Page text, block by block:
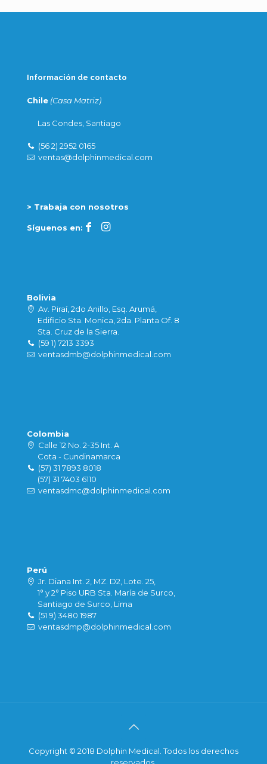
Información de contacto
Chile (Casa Matriz)
Las Condes, Santiago
(56 2) 2952 0165
ventas@dolphinmedical.com
> Trabaja con nosotros
Síguenos en:
Bolivia
Av. Piraí, 2do Anillo, Esq. Arumá,
Edificio Sta. Monica, 2da. Planta Of. 8
Sta. Cruz de la Sierra.
(59 1) 7213 3393
ventasdmb@dolphinmedical.com
Colombia
Calle 12 No. 2-35 Int. A
Cota - Cundinamarca
(57) 31 7893 8018
(57) 31 7403 6110
ventasdmc@dolphinmedical.com
Perú
Jr. Diana Int. 2, MZ. D2, Lote. 25,
1° y 2° Piso URB Sta. María de Surco,
Santiago de Surco, Lima
(51 9) 3480 1987
ventasdmp@dolphinmedical.com
Copyright © 2018 Dolphin Medical. Todos los derechos